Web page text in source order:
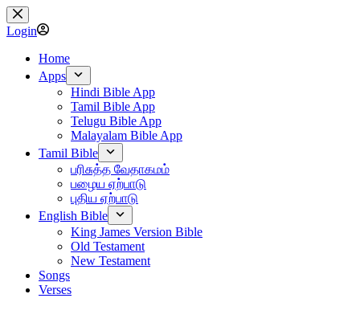
Skip
to
content
Login
Home
Apps
Hindi Bible App
Tamil Bible App
Telugu Bible App
Malayalam Bible App
Tamil Bible
பரிசுத்த வேதாகமம்
பழைய ஏற்பாடு
புதிய ஏற்பாடு
English Bible
King James Version Bible
Old Testament
New Testament
Songs
Verses